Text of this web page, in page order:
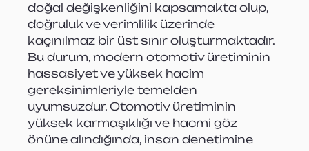
doğal değişkenliğini kapsamakta olup,
doğruluk ve verimlilik üzerinde
kaçınılmaz bir üst sınır oluşturmaktadır.
Bu durum, modern otomotiv üretiminin
hassasiyet ve yüksek hacim
gereksinimleriyle temelden
uyumsuzdur. Otomotiv üretiminin
yüksek karmaşıklığı ve hacmi göz
önüne alındığında, insan denetimine